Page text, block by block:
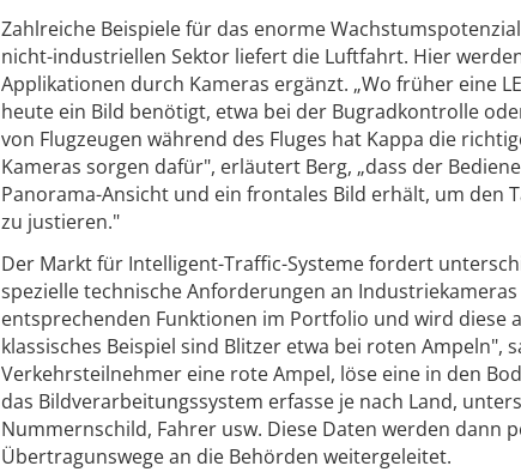
Zahlreiche Beispiele für das enorme
nicht-industriellen Sektor liefert die Luftfahrt. Hier
Applikationen durch Kameras ergänzt. „Wo früher eine
heute ein Bild benötigt, etwa bei der Bugradkontrolle
von Flugzeugen während des Fluges hat Kappa die
Kameras sorgen dafür", erläutert Berg, „dass der
Panorama-Ansicht und ein frontales Bild erhält, um den
zu justieren."
Der Markt für Intelligent-Traffic-Systeme fordert
spezielle technische Anforderungen an
entsprechenden Funktionen im Portfolio und wird diese
klassisches Beispiel sind Blitzer etwa bei roten Ampeln",
Verkehrsteilnehmer eine rote Ampel, löse eine in den
das Bildverarbeitungssystem erfasse je nach Land,
Nummernschild, Fahrer usw. Diese Daten werden dann
Übertragunswege an die Behörden weitergeleitet.